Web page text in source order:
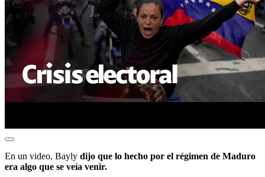
En un video, Bayly dijo que lo hecho por el régimen de Maduro
era algo que se veía venir.